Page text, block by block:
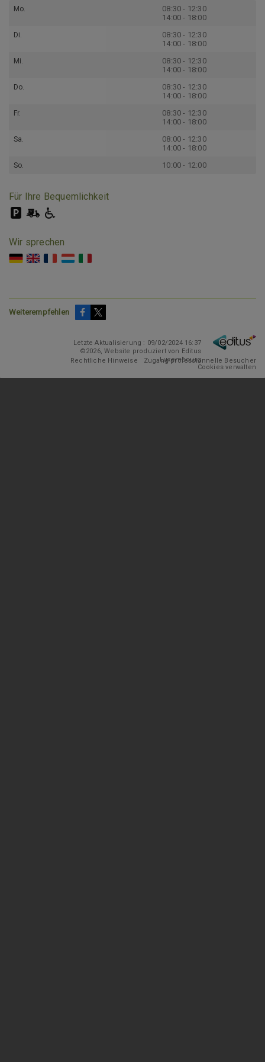
Mo.
08:30 - 12:30
14:00 - 18:00
Di.
08:30 - 12:30
14:00 - 18:00
Mi.
08:30 - 12:30
14:00 - 18:00
Do.
08:30 - 12:30
14:00 - 18:00
Fr.
08:30 - 12:30
14:00 - 18:00
Sa.
08:00 - 12:30
14:00 - 18:00
So. 10:00 - 12:00
Für Ihre Bequemlichkeit
Wir sprechen
Weiterempfehlen
Letzte Aktualisierung : 09/02/2024 16:37
©2026, Website produziert von Editus
Luxembourg
Zugang professionnelle Besucher
Rechtliche Hinweise
Cookies verwalten